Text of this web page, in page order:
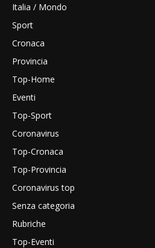
Italia / Mondo
Sport
Cronaca
Provincia
Top-Home
Eventi
Top-Sport
Coronavirus
Top-Cronaca
Top-Provincia
Coronavirus top
Senza categoria
Rubriche
Top-Eventi